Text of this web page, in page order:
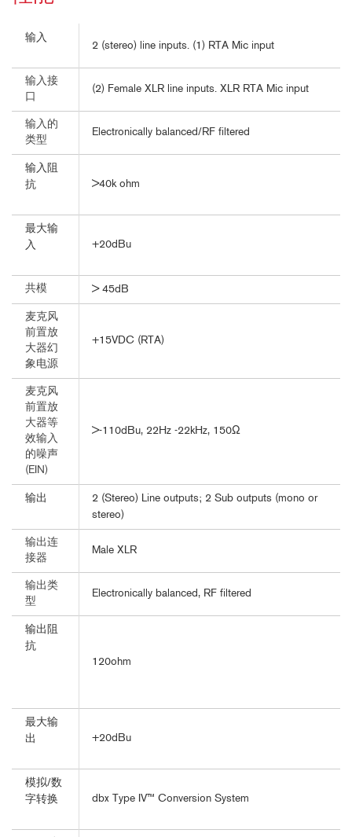
输入
2 (stereo) line inputs. (1) RTA Mic input
输入接
口
(2) Female XLR line inputs. XLR RTA Mic input
输入的
类型
Electronically balanced/RF filtered
输入阻
抗
>40k ohm
最大输
入
+20dBu
共模 > 45dB
麦克风
前置放
大器幻
象电源
+15VDC (RTA)
麦克风
前置放
大器等
效输入
的噪声
(EIN)
>-110dBu, 22Hz -22kHz, 150Ω
输出
2 (Stereo) Line outputs; 2 Sub outputs (mono or
stereo)
输出连
接器
Male XLR
输出类
型
Electronically balanced, RF filtered
输出阻
抗
120ohm
最大输
出
+20dBu
模拟/数
字转换
dbx Type IV™ Conversion System